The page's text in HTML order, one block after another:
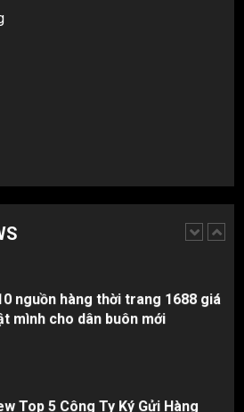
chí mạng khiến người mới
Trung Quốc bị lỗ vốn, ôm sô
nguồn hàng thời trang 1688 giá
mình cho dân buôn mới
Top 5 Công Ty Ký Gửi Hàng